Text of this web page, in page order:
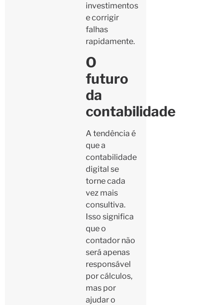
investimentos
e corrigir
falhas
rapidamente.
O
futuro
da
contabilidade
A tendência é
que a
contabilidade
digital se
torne cada
vez mais
consultiva.
Isso significa
que o
contador não
será apenas
responsável
por cálculos,
mas por
ajudar o